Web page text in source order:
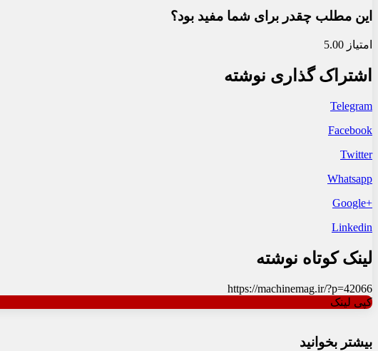
این مطلب چقدر برای شما مفید بود؟
امتیاز 5.00
اشتراک گذاری نوشته
Telegram
Facebook
Twitter
Whatsapp
+Google
Linkedin
لینک کوتاه نوشته
https://machinemag.ir/?p=42066
کپی لینک
بیشتر بخوانید